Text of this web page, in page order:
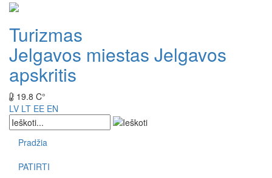
Turizmas
Jelgavos miestas Jelgavos
apskritis
19.8 C°
LV LT EE EN
Pradžia
PATIRTI